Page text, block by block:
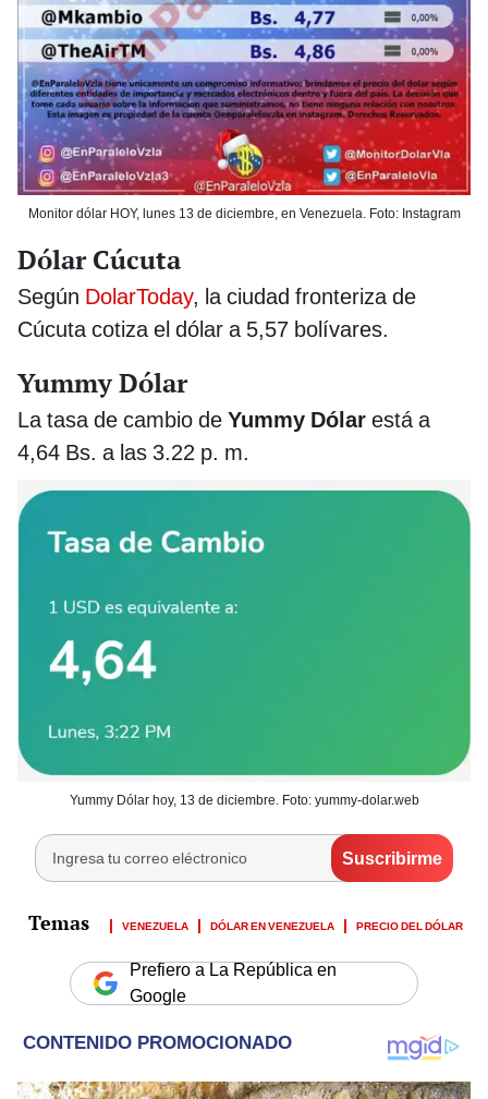
Monitor dólar HOY, lunes 13 de diciembre, en Venezuela. Foto: Instagram
Dólar Cúcuta
Según DolarToday, la ciudad fronteriza de
Cúcuta cotiza el dólar a 5,57 bolívares.
Yummy Dólar
La tasa de cambio de Yummy Dólar está a
4,64 Bs. a las 3.22 p. m.
Yummy Dólar hoy, 13 de diciembre. Foto: yummy-dolar.web
VENEZUELA DÓLAR EN VENEZUELA PRECIO DEL DÓLAR
Prefiero a La República en
Google